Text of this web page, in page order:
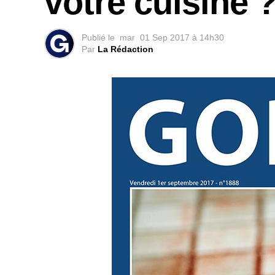
Publié le mar 01 Sep 2017 à 14h30
Par La Rédaction